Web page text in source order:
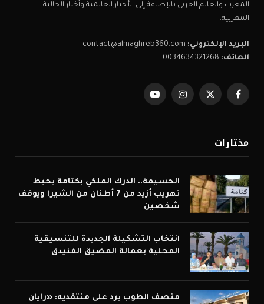
المغرب والعالم العربي بالإضافة إلى الأخبار العالمية وأخبار الجالية
المغربية.
البريد الإلكتروني:
الهاتف:
فيسبوكX
الانستغراميوتيوب
مختارات
الحسيمة.. الدرك الملكي بكتامة يحبط
تهريب أزيد من 7 أطنان من الشيرا ويوقف
شخصين
انتخاب التشكيلة الجديدة للتنسيقية
المحلية بعمالة المضيق الفنيدق
منصف الطوب يرد على منتقديه: «رايان